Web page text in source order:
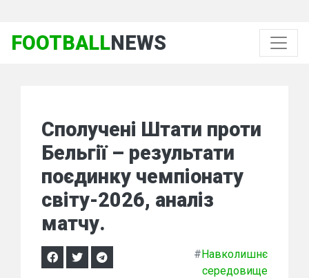
FOOTBALLNEWS
Сполучені Штати проти
Бельгії – результати
поєдинку чемпіонату
світу-2026, аналіз
матчу.
#Навколишнє
середовище